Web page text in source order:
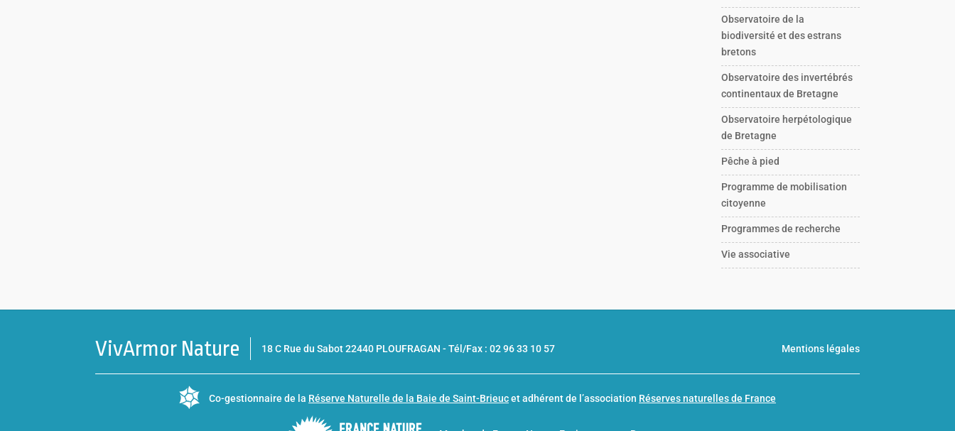
Observatoire de la
biodiversité et des estrans
bretons
Observatoire des invertébrés
continentaux de Bretagne
Observatoire herpétologique
de Bretagne
Pêche à pied
Programme de mobilisation
citoyenne
Programmes de recherche
Vie associative
VivArmor Nature 18 C Rue du Sabot 22440 PLOUFRAGAN -Tél/Fax : 02 96 33 10 57 Mentions légales
Co-gestionnaire de la Réserve Naturelle de la Baie de Saint-Brieucet adhérent de l’association Réserves naturelles de France